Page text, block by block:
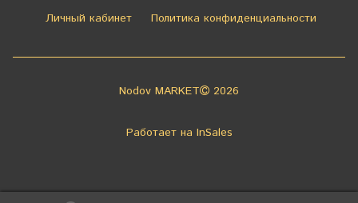
Личный кабинет Политика конфиденциальности
Nodov MARKET 2026
Работает на InSales